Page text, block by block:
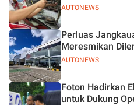
AUTONEWS
AUTONEWS
Perluas
Meresmikan
Foton Hadirkan
untuk Dukung